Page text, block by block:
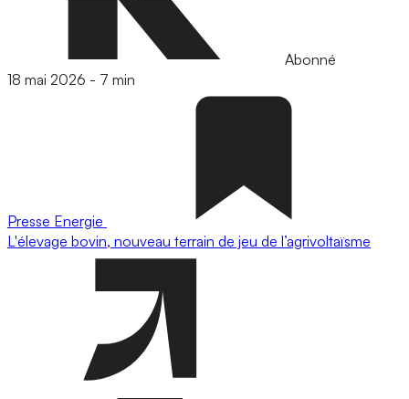
Abonné
18 mai 2026 - 7 min
Presse Energie
L'élevage bovin, nouveau terrain de jeu de l’agrivoltaïsme